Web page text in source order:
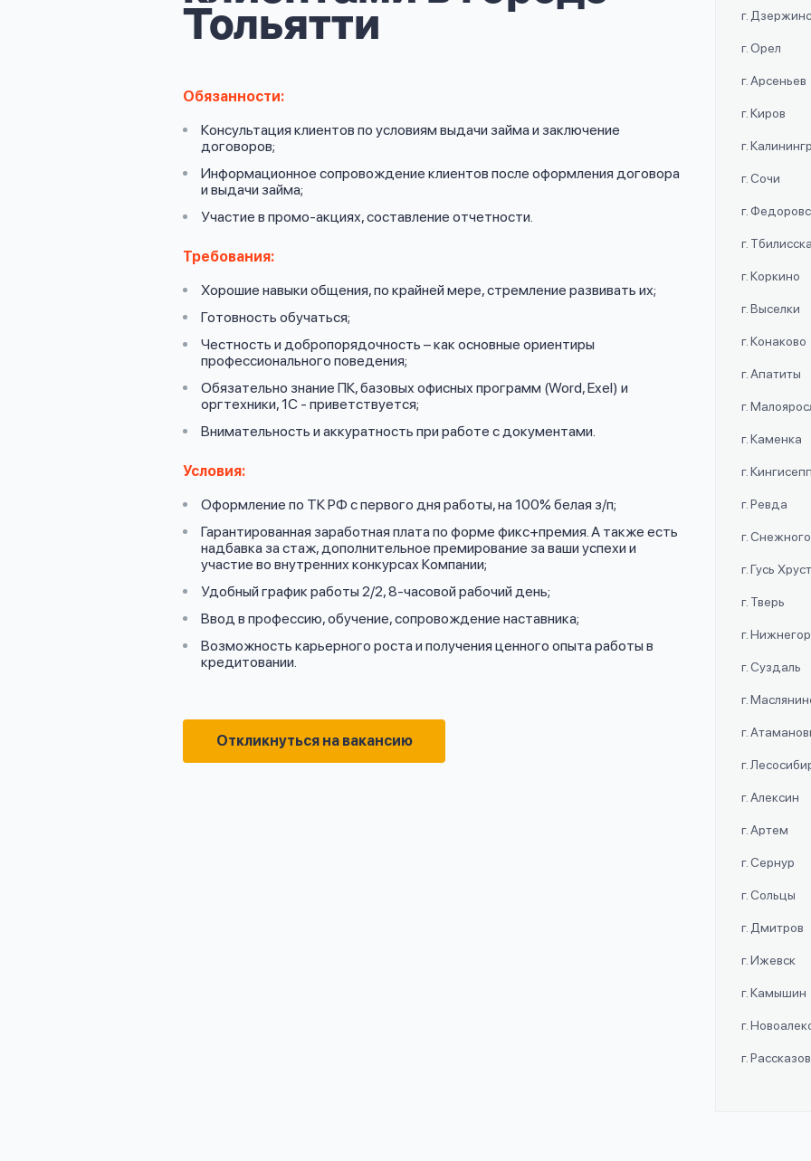
Тольятти
Обязанности:
Консультация клиентов по условиям выдачи займа и заключение
договоров;
Информационное сопровождение клиентов после оформления договора
и выдачи займа;
Участие в промо-акциях, составление отчетности.
Требования:
Хорошие навыки общения, по крайней мере, стремление развивать их;
Готовность обучаться;
Честность и добропорядочность – как основные ориентиры
профессионального поведения;
Обязательно знание ПК, базовых офисных программ (Word, Exel) и
оргтехники, 1С - приветствуется;
Внимательность и аккуратность при работе с документами.
Условия:
Оформление по ТК РФ с первого дня работы, на 100% белая з/п;
Гарантированная заработная плата по форме фикс+премия. А также есть
надбавка за стаж, дополнительное премирование за ваши успехи и
участие во внутренних конкурсах Компании;
Удобный график работы 2/2, 8-часовой рабочий день;
Ввод в профессию, обучение, сопровождение наставника;
Возможность карьерного роста и получения ценного опыта работы в
кредитовании.
Откликнуться на вакансию
г.
г. Орел
г. Арсеньев
г. Киров
г.
г. Сочи
г.
г.
г. Коркино
г. Выселки
г. Конаково
г. Апатиты
г.
г. Каменка
г. Кингисепп
г. Ревда
г.
г. Гусь
г. Тверь
г.
г. Суздаль
г.
г.
г.
г. Алексин
г. Артем
г. Сернур
г. Сольцы
г. Дмитров
г. Ижевск
г. Камышин
г.
г.
Войти под другим номером